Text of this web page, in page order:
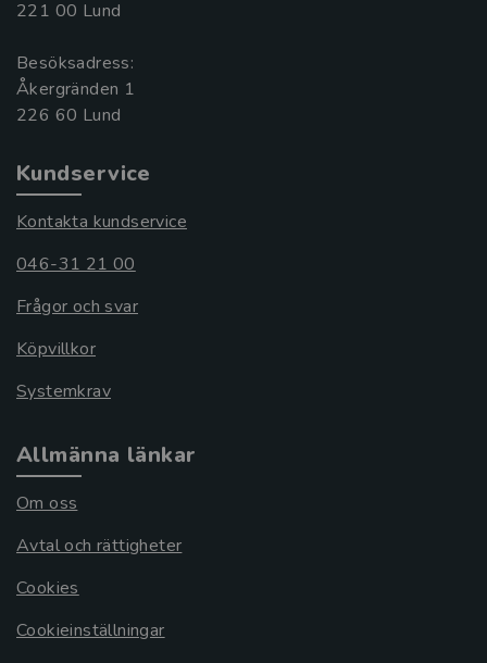
221 00 Lund
Besöksadress:
Åkergränden 1
Kundservice
Kontakta kundservice
046-31 21 00
Frågor och svar
Köpvillkor
Systemkrav
Allmänna länkar
Om oss
Avtal och rättigheter
Cookies
Cookieinställningar